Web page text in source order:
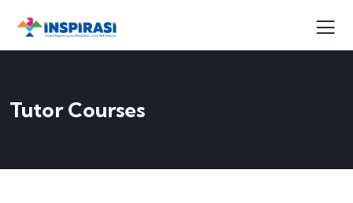
Tutor Courses